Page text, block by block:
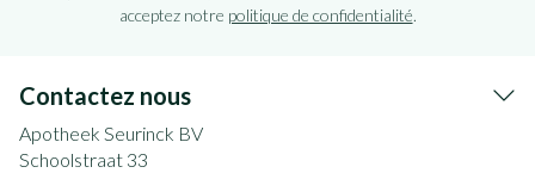
acceptez notre politique de confidentialité.
Contactez nous
Apotheek Seurinck BV
Schoolstraat 33